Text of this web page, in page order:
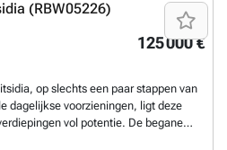
125 000 €
op slechts een paar stappen van
dagelijkse voorzieningen, ligt deze
vol potentie. De begane